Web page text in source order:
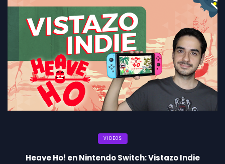
VIDEOS
Heave Ho! en Nintendo Switch: Vistazo Indie